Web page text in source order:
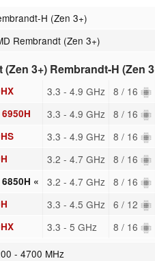
H (Zen 3+)
Rembrandt (Zen 3+)
3+) Rembrandt-H (Zen
3.3 - 4.9 GHz 8 / 16
3.3 - 4.9 GHz 8 / 16
3.3 - 4.9 GHz 8 / 16
3.2 - 4.7 GHz 8 / 16
« 3.2 - 4.7 GHz 8 / 16
3.3 - 4.5 GHz 6 / 12
3.3 - 5 GHz 8 / 16
- 4700 MHz